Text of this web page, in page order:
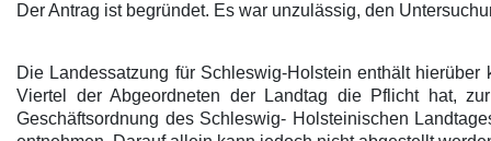
Der Antrag ist begründet. Es war unzulässig, den
Die Landessatzung für Schleswig-Holstein enthält
Viertel der Abgeordneten der Landtag die Pflicht hat,
Geschäftsordnung des Schleswig- Holsteinischen